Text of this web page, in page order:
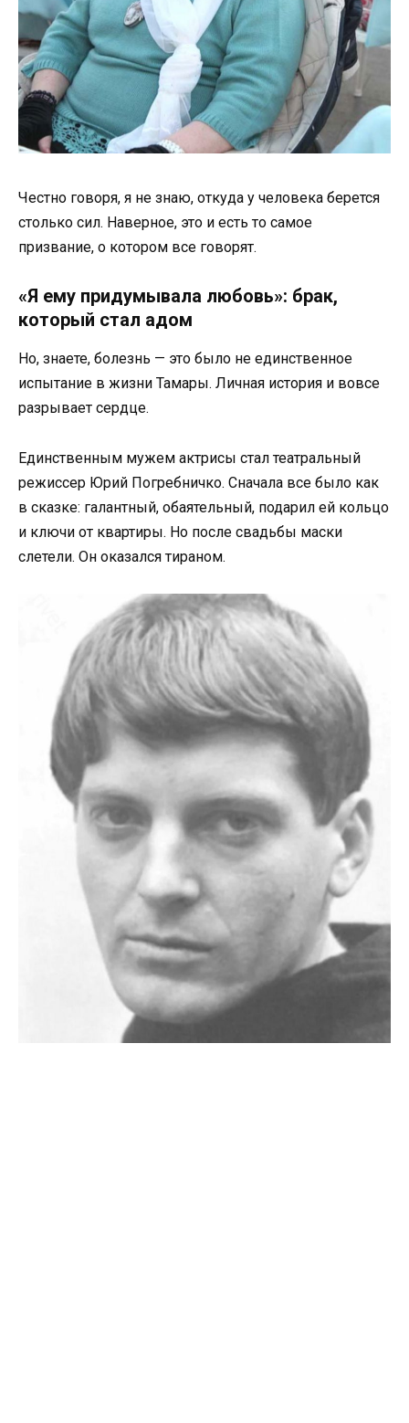
Честно говоря, я не знаю, откуда у человека берется
столько сил. Наверное, это и есть то самое
призвание, о котором все говорят.
«Я ему придумывала любовь»: брак,
который стал адом
Но, знаете, болезнь — это было не единственное
испытание в жизни Тамары. Личная история и вовсе
разрывает сердце.
Единственным мужем актрисы стал театральный
режиссер Юрий Погребничко. Сначала все было как
в сказке: галантный, обаятельный, подарил ей кольцо
и ключи от квартиры. Но после свадьбы маски
слетели. Он оказался тираном.